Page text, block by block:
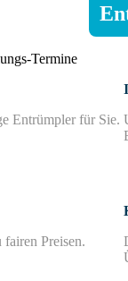
Entrümpler für Sie.
Preisen.